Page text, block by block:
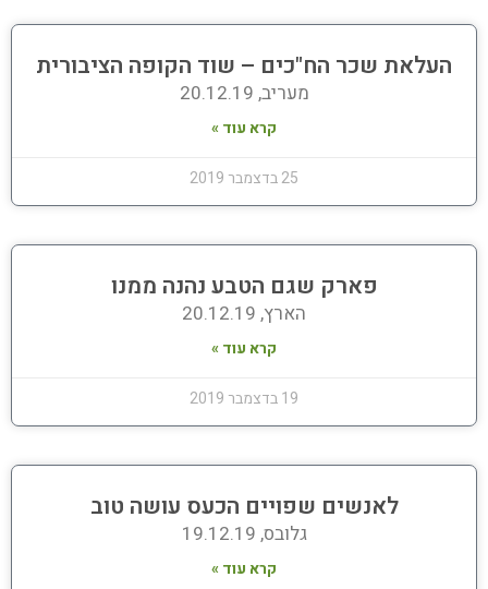
העלאת שכר הח"כים – שוד הקופה הציבורית
מעריב, 20.12.19
קרא עוד »
25 בדצמבר 2019
פארק שגם הטבע נהנה ממנו
הארץ, 20.12.19
קרא עוד »
19 בדצמבר 2019
לאנשים שפויים הכעס עושה טוב
גלובס, 19.12.19
קרא עוד »